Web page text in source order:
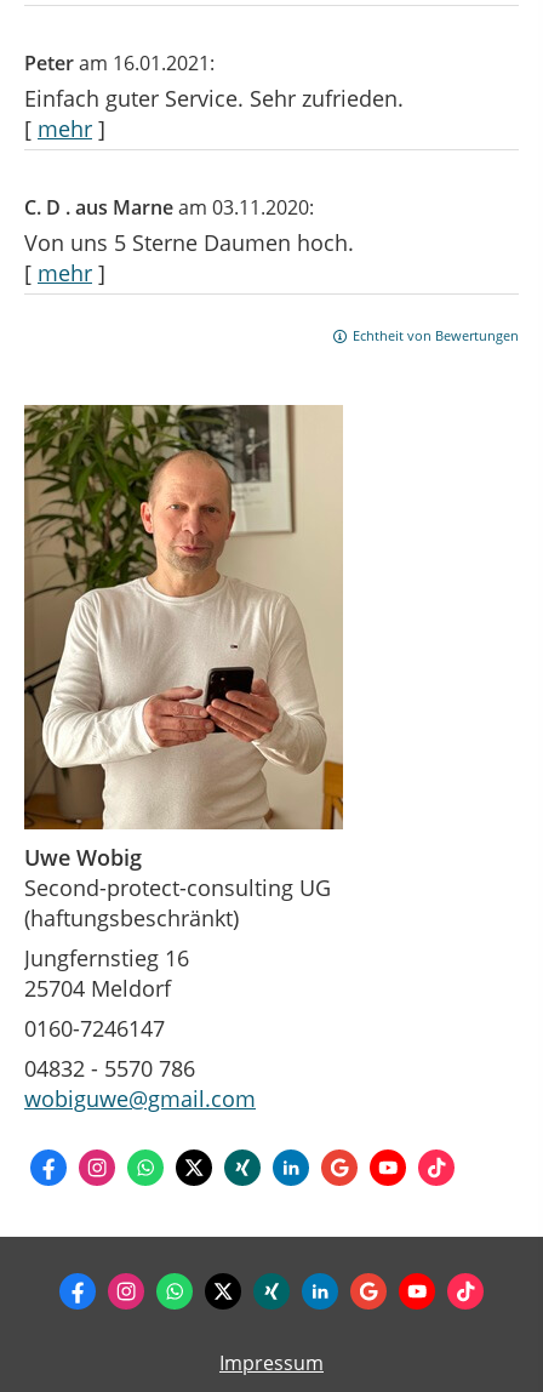
Peteram 16.01.2021:
Einfach guter Service. Sehr zufrieden.
[ mehr ]
C. D . aus Marneam 03.11.2020:
Von uns 5 Sterne Daumen hoch.
[ mehr ]
Echtheit von Bewertungen
Uwe Wobig
Second-protect-consulting UG
(haftungsbeschränkt)
Jungfernstieg 16
25704 Meldorf
0160-7246147
04832 - 5570 786
wobiguwe@gmail.com
Impressum